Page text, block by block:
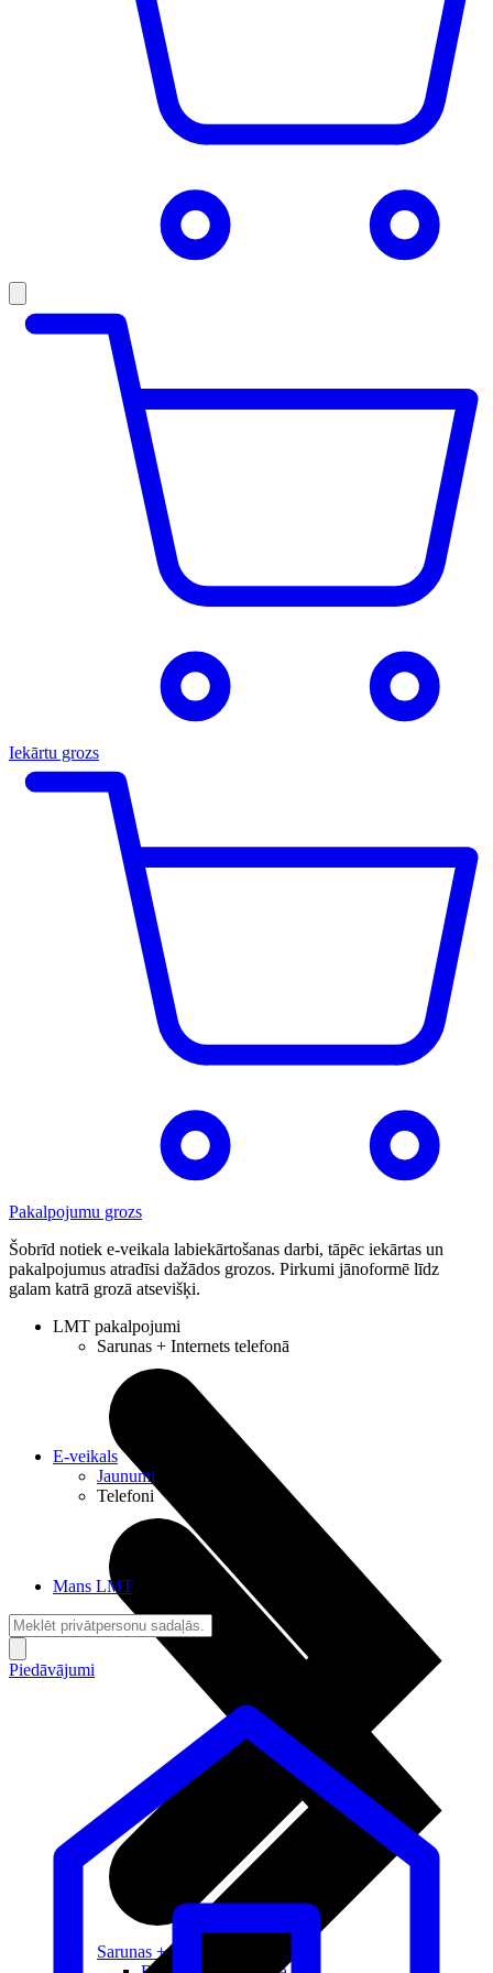
Iekārtu grozs
Pakalpojumu grozs
Šobrīd notiek e-veikala labiekārtošanas darbi, tāpēc iekārtas un
pakalpojumus atradīsi dažādos grozos. Pirkumi jānoformē līdz
galam katrā grozā atsevišķi.
LMT pakalpojumi
Sarunas + Internets telefonā
Sarunas + Internets
E-veikals
Jaunumi
Telefoni
Mans LMT
Piedāvājumi